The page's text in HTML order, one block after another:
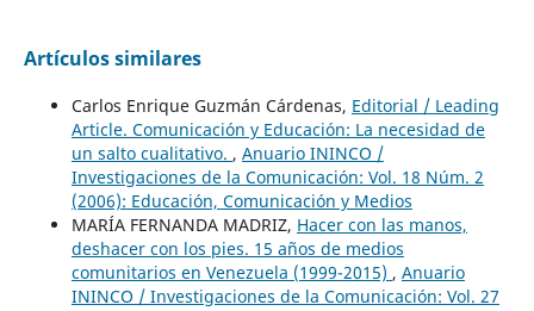
Artículos similares
Carlos Enrique Guzmán Cárdenas, Editorial / Leading
Article. Comunicación y Educación: La necesidad de
un salto cualitativo. , Anuario ININCO /
Investigaciones de la Comunicación: Vol. 18 Núm. 2
(2006): Educación, Comunicación y Medios
MARÍA FERNANDA MADRIZ, Hacer con las manos,
deshacer con los pies. 15 años de medios
comunitarios en Venezuela (1999-2015) , Anuario
ININCO / Investigaciones de la Comunicación: Vol. 27